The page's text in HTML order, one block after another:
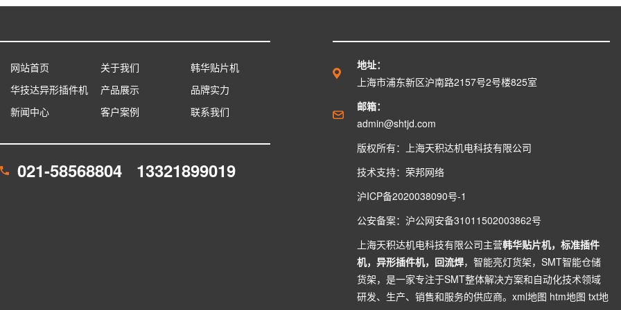
网站首页 关于我们
韩华贴片机
华技达异形插件机
产品展示
品牌实力
新闻中心
客户案例 联系我们
021-58568804 13321899019
地址：
上海市浦东新区沪南路2157号2号楼825室
邮箱：
admin@shtjd.com
版权所有：上海天积达机电科技有限公司
技术支持： 荣邦网络
沪ICP备2020038090号-1
公安备案： 沪公网安备31011502003862号
上海天积达机电科技有限公司主营韩华贴片机， 标准插件
机， 异形插件机， 回流焊， 智能亮灯货架， SMT智能仓储
货架，是一家专注于SMT整体解决方案和自动化技术领域
研发、生产、销售和服务的供应商。 xml地图 htm地图 txt地